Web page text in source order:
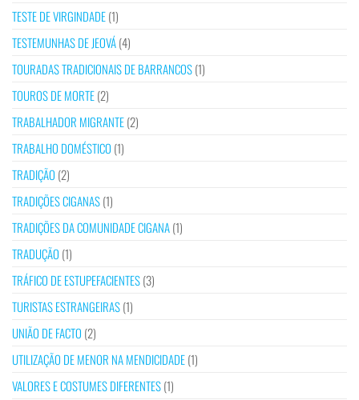
TESTE DE VIRGINDADE(1)
TESTEMUNHAS DE JEOVÁ(4)
TOURADAS TRADICIONAIS DE BARRANCOS(1)
TOUROS DE MORTE(2)
TRABALHADOR MIGRANTE(2)
TRABALHO DOMÉSTICO (1)
TRADIÇÃO (2)
TRADIÇÕES CIGANAS(1)
TRADIÇÕES DA COMUNIDADE CIGANA(1)
TRADUÇÃO (1)
TRÁFICO DE ESTUPEFACIENTES(3)
TURISTAS ESTRANGEIRAS(1)
UNIÃO DE FACTO (2)
UTILIZAÇÃO DE MENOR NA MENDICIDADE(1)
VALORES E COSTUMES DIFERENTES(1)